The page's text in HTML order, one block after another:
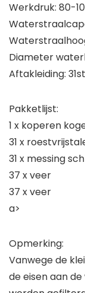
Werkdruk: 80-
Diameter
Aftakleiding: 31st
Pakketlijst:
1 x koperen
31 x
31 x messing
37 x veer
37 x veer
a>
Opmerking:
Vanwege de
de eisen aan